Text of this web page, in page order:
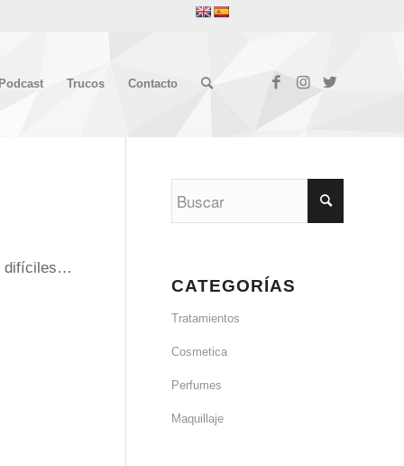
Trucos Contacto
difíciles…
CATEGORÍAS
Tratamientos
Cosmetica
Perfumes
Maquillaje